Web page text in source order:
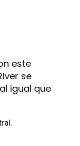
este
se
igual que